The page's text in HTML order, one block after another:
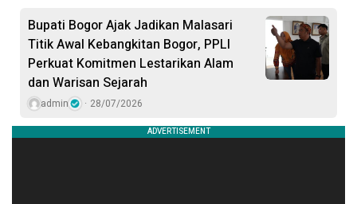
Bupati Bogor Ajak Jadikan Malasari
Titik Awal Kebangkitan Bogor, PPLI
Perkuat Komitmen Lestarikan Alam
dan Warisan Sejarah
admin 28/07/2026